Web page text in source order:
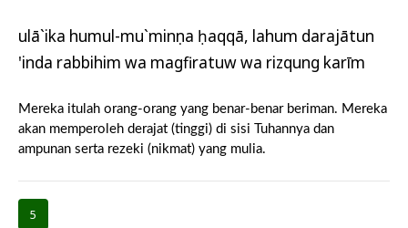
ulā`ika humul-mu`minụna ḥaqqā, lahum darajātun
'inda rabbihim wa magfiratuw wa rizqung karīm
Mereka itulah orang-orang yang benar-benar beriman. Mereka
akan memperoleh derajat (tinggi) di sisi Tuhannya dan
ampunan serta rezeki (nikmat) yang mulia.
5